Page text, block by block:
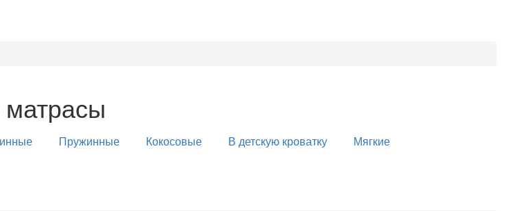
матрасы
Пружинные Кокосовые В детскую кроватку Мягкие